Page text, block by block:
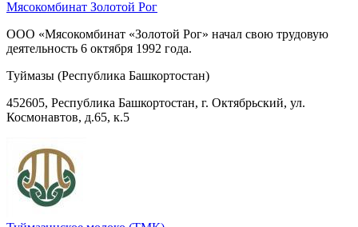
Мясокомбинат Золотой Рог
ООО «Мясокомбинат «Золотой Рог» начал свою трудовую
деятельность 6 октября 1992 года.
Туймазы (Республика Башкортостан)
452605, Республика Башкортостан, г. Октябрьский, ул.
Космонавтов, д.65, к.5